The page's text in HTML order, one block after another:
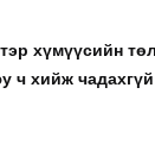
хүмүүсийн
ч хийж